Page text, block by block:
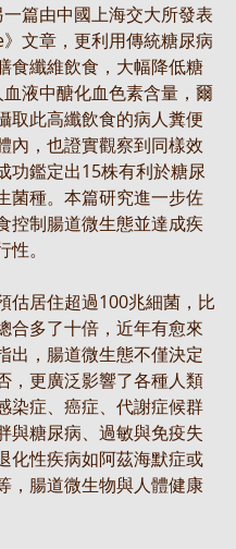
篇由中國上海交大所發表
文章，更利用傳統糖尿病
食纖維飲食，大幅降低糖
液中醣化血色素含量，爾
取此高纖飲食的病人糞便
內，也證實觀察到同樣效
功鑑定出15株有利於糖尿
菌種。本篇研究進一步佐
控制腸道微生態並達成疾
。
估居住超過100兆細菌，比
合多了十倍，近年有愈來
出，腸道微生態不僅決定
，更廣泛影響了各種人類
染症、癌症、代謝症候群
與糖尿病、過敏與免疫失
化性疾病如阿茲海默症或
，腸道微生物與人體健康